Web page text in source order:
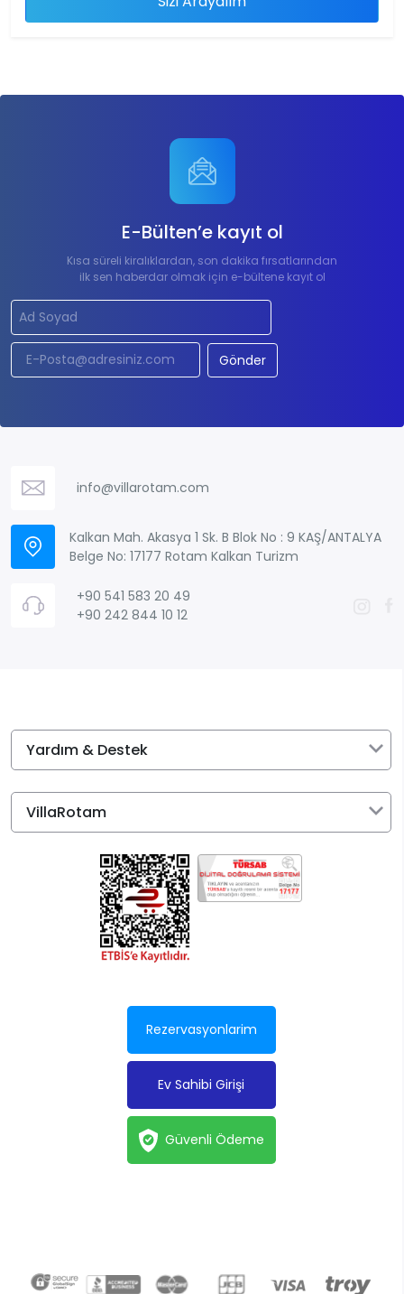
E-Bülten’e kayıt ol
Kısa süreli kiralıklardan, son dakika fırsatlarından
ilk sen haberdar olmak için e-bültene kayıt ol
Gönder
info@villarotam.com
Kalkan Mah. Akasya 1 Sk. B Blok No : 9 KAŞ/ANTALYA
Belge No: 17177 Rotam Kalkan Turizm
+90 541 583 20 49
+90 242 844 10 12
Yardım & Destek
VillaRotam
Rezervasyonlarim
Ev Sahibi Girişi
Güvenli Ödeme